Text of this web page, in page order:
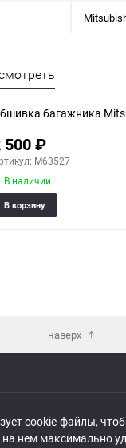
багажника
500₽
M63527
В наличии
В корзину
наверх
cookie-файлы,
нем максимально